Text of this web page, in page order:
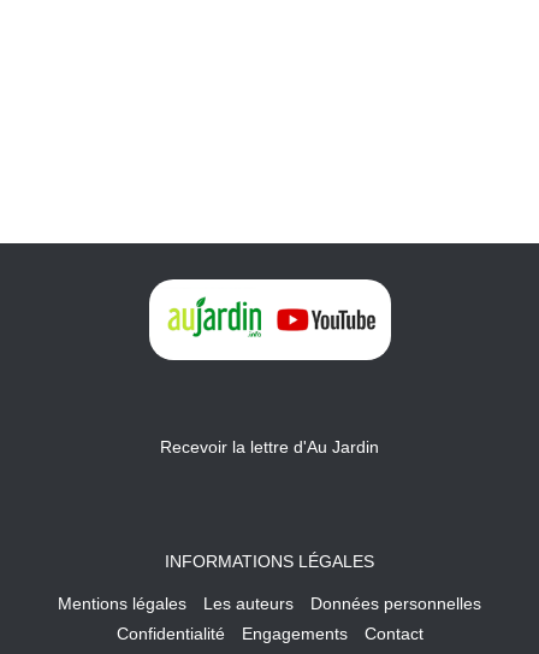
Recevoir la lettre d'Au Jardin
INFORMATIONS LÉGALES
Mentions légales Les auteurs
Données personnelles
Confidentialité
Engagements Contact